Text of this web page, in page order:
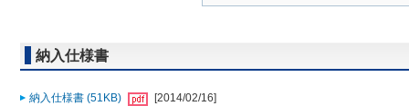
納入仕様書
納入仕様書 (51KB) [2014/02/16]